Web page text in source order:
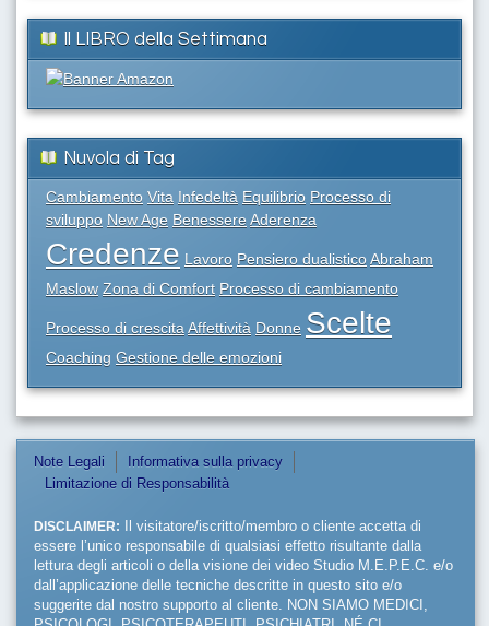
Il LIBRO della Settimana
Nuvola di Tag
Cambiamento Vita Infedeltà Equilibrio Processo di
sviluppo New Age BenessereAderenza
Credenze Lavoro Pensiero dualisticoAbraham
Maslow Zona di Comfort Processo di cambiamento
Processo di crescita Affettività Donne Scelte
Coaching Gestione delle emozioni
Note Legali
Informativa sulla privacy
Limitazione di Responsabilità
DISCLAIMER: Il visitatore/iscritto/membro o cliente accetta di
essere l’unico responsabile di qualsiasi effetto risultante dalla
lettura degli articoli o della visione dei video Studio M.E.P.E.C. e/o
dall’applicazione delle tecniche descritte in questo sito e/o
suggerite dal nostro supporto al cliente. NON SIAMO MEDICI,